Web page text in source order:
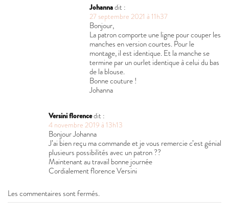
Johannadit :
27 septembre 2021 à 11h37
Bonjour,
La patron comporte une ligne pour couper les
manches en version courtes. Pour le
montage, il est identique. Et la manche se
termine par un ourlet identique à celui du bas
de la blouse.
Bonne couture !
Johanna
Versini florencedit :
4 novembre 2019 à 13h13
Bonjour Johanna
J’ai bien reçu ma commande et je vous remercie c’est génial
plusieurs possibilités avec un patron ??
Maintenant au travail bonne journée
Cordialement florence Versini
Les commentaires sont fermés.